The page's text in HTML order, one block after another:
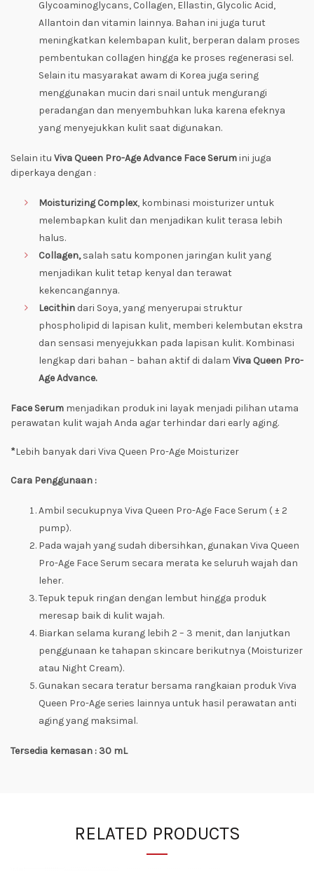
Glycoaminoglycans, Collagen, Ellastin, Glycolic Acid,
Allantoin dan vitamin lainnya. Bahan ini juga turut
meningkatkan kelembapan kulit, berperan dalam proses
pembentukan collagen hingga ke proses regenerasi sel.
Selain itu masyarakat awam di Korea juga sering
menggunakan mucin dari snail untuk mengurangi
peradangan dan menyembuhkan luka karena efeknya
yang menyejukkan kulit saat digunakan.
Selain itu Viva Queen Pro-Age Advance Face Serumini juga
diperkaya dengan :
Moisturizing Complex, kombinasi moisturizer untuk
melembapkan kulit dan menjadikan kulit terasa lebih
halus.
Collagen,salah satu komponen jaringan kulit yang
menjadikan kulit tetap kenyal dan terawat
kekencangannya.
Lecithin dari Soya, yang menyerupai struktur
phospholipid di lapisan kulit, memberi kelembutan ekstra
dan sensasi menyejukkan pada lapisan kulit. Kombinasi
lengkap dari bahan – bahan aktif di dalam Viva Queen Pro-
Age Advance.
Face Serum menjadikan produk ini layak menjadi pilihan utama
perawatan kulit wajah Anda agar terhindar dari early aging.
*Lebih banyak dari Viva Queen Pro-Age Moisturizer
Cara Penggunaan :
Ambil secukupnya Viva Queen Pro-Age Face Serum ( ± 2
pump).
Pada wajah yang sudah dibersihkan, gunakan Viva Queen
Pro-Age Face Serum secara merata ke seluruh wajah dan
leher.
Tepuk tepuk ringan dengan lembut hingga produk
meresap baik di kulit wajah.
Biarkan selama kurang lebih 2 – 3 menit, dan lanjutkan
penggunaan ke tahapan skincare berikutnya (Moisturizer
atau Night Cream).
Gunakan secara teratur bersama rangkaian produk Viva
Queen Pro-Age series lainnya untuk hasil perawatan anti
aging yang maksimal.
Tersedia kemasan : 30 mL
RELATED PRODUCTS